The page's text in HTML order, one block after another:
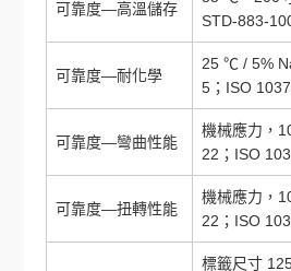
可靠度—高溫儲存
STD-883-
可靠度—耐化學
25 ℃ / 5%
5；ISO
可靠度—彎曲性能
機械應力，
22；ISO
可靠度—扭轉性能
機械應力，
22；ISO
標籤尺寸